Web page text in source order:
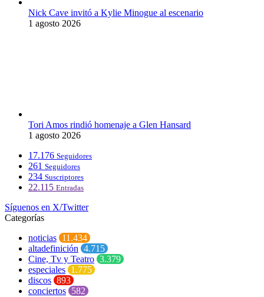
Nick Cave invitó a Kylie Minogue al escenario
1 agosto 2026
Tori Amos rindió homenaje a Glen Hansard
1 agosto 2026
17.176 Seguidores
261 Seguidores
234 Suscriptores
22.115 Entradas
Síguenos en X/Twitter
Categorías
noticias 11.434
altadefinición 4.715
Cine, Tv y Teatro 3.379
especiales 1.775
discos 893
conciertos 582